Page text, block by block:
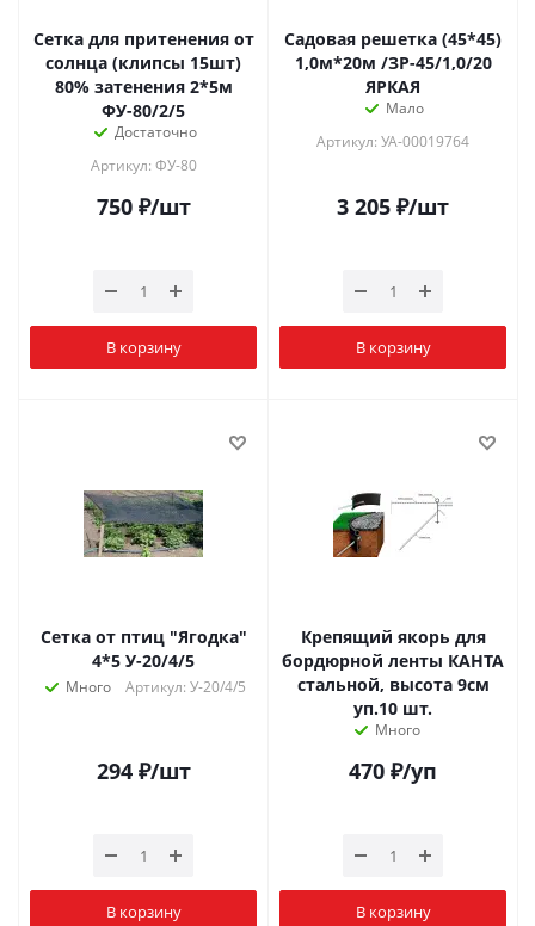
Сетка для притенения от
солнца (клипсы 15шт)
80% затенения 2*5м
ФУ-80/2/5
Достаточно
Артикул: ФУ-80
750₽/шт
В корзину
Садовая решетка (45*45)
1,0м*20м /ЗР-45/1,0/20
ЯРКАЯ
Мало
Артикул: УА-00019764
3 205 ₽/шт
В корзину
Сетка от птиц "Ягодка"
4*5 У-20/4/5
Много Артикул: У-20/4/5
294₽/шт
В корзину
Крепящий якорь для
бордюрной ленты КАНТА
стальной, высота 9см
уп.10 шт.
Много
470 ₽/уп
В корзину